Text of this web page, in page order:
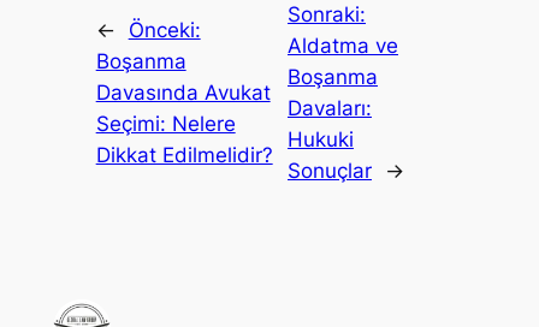
←
Önceki:
Boşanma
Davasında Avukat
Seçimi: Nelere
Dikkat Edilmelidir?
Sonraki:
Aldatma ve
Boşanma
Davaları:
Hukuki
Sonuçlar
→